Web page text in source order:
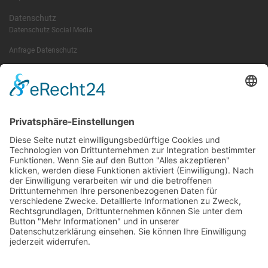
Datenschutz
Datenschutz Social Media
Anfrage Datenschutz
Kontakt
SR-Feedback
wichtige Termine
Information
Die RLSO ist der Zusammenschluss der Landesverbände Bayern,
Sachsen und Thüringen. Er ist als eingetragener Verein tätig und
gleichzeitig Veranstalter der Spiele der Regionalliga in
verschiedenen Ligen.